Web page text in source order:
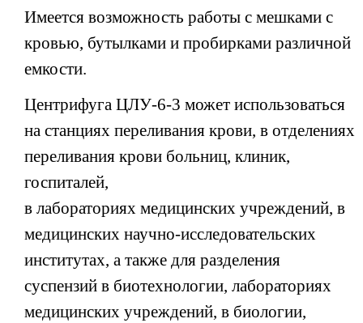
Имеется возможность работы с мешками с
кровью, бутылками и пробирками различной
емкости.
Центрифуга ЦЛУ-6-3 может использоваться
на станциях переливания крови, в отделениях
переливания крови больниц, клиник,
госпиталей,
в лабораториях медицинских учреждений, в
медицинских научно-исследовательских
институтах, а также для разделения
суспензий в биотехнологии, лабораториях
медицинских учреждений, в биологии,